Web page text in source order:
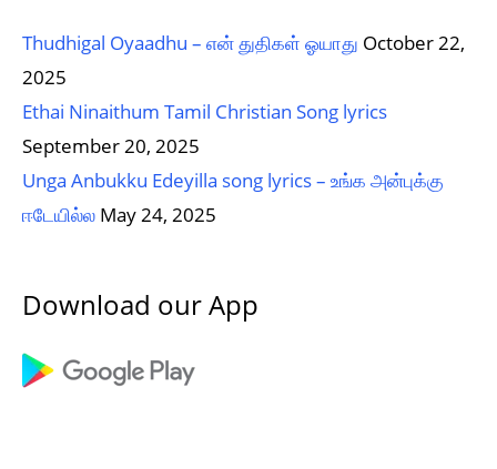
Thudhigal Oyaadhu – என் துதிகள் ஓயாது October 22,
2025
Ethai Ninaithum Tamil Christian Song lyrics
September 20, 2025
Unga Anbukku Edeyilla song lyrics – உங்க அன்புக்கு
ஈடேயில்ல May 24, 2025
Download our App